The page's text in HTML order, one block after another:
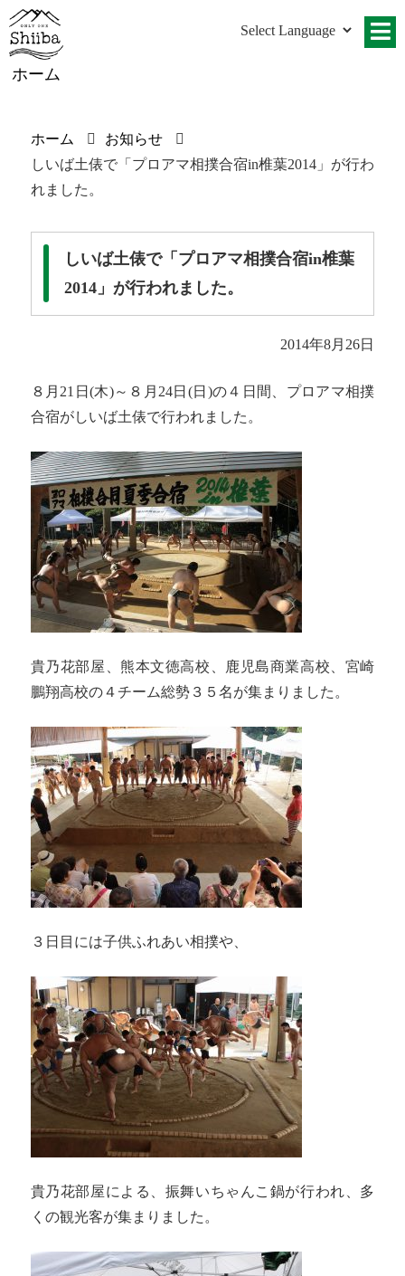
ホーム
ホーム
お知らせ
しいば土俵で「プロアマ相撲合宿in椎葉2014」が行わ
れました。
しいば土俵で「プロアマ相撲合宿in椎葉
2014」が行われました。
2014年8月26日
８月21日(木)～８月24日(日)の４日間、プロアマ相撲
合宿がしいば土俵で行われました。
貴乃花部屋、熊本文徳高校、鹿児島商業高校、宮崎
鵬翔高校の４チーム総勢３５名が集まりました。
３日目には子供ふれあい相撲や、
貴乃花部屋による、振舞いちゃんこ鍋が行われ、多
くの観光客が集まりました。